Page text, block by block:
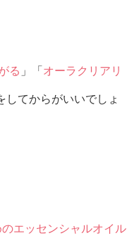
る 」「 オーラクリアリ
してからがいいでしょ
エッセンシャルオイル